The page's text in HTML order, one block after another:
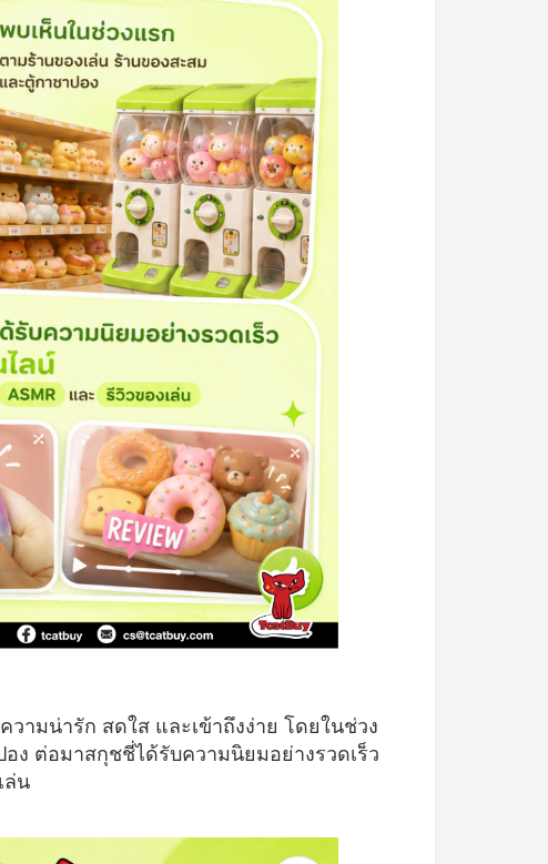
วามน่ารัก สดใส และเข้าถึงง่าย โดยในช่วง
ง ต่อมาสกุชชี่ได้รับความนิยมอย่างรวดเร็ว
ล่น